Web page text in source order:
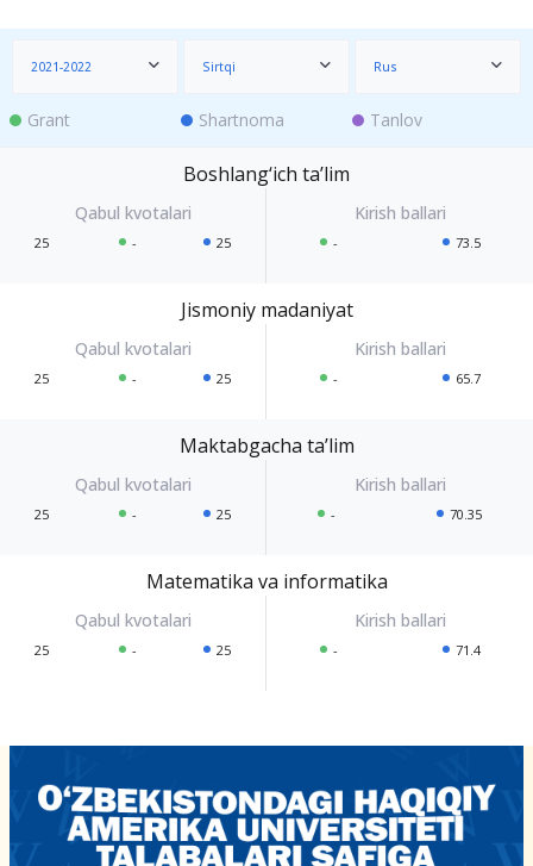
2021-2022 Sirtqi Rus
Grant Shartnoma Tanlov
Boshlang‘ich ta’lim
25 - 25 - 73.5
Jismoniy madaniyat
25 - 25 - 65.7
Maktabgacha ta’lim
25 - 25 - 70.35
Matematika va informatika
25 - 25 - 71.4